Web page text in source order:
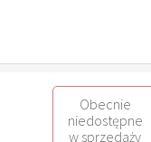
Obecnie
niedostępne
w sprzedaży